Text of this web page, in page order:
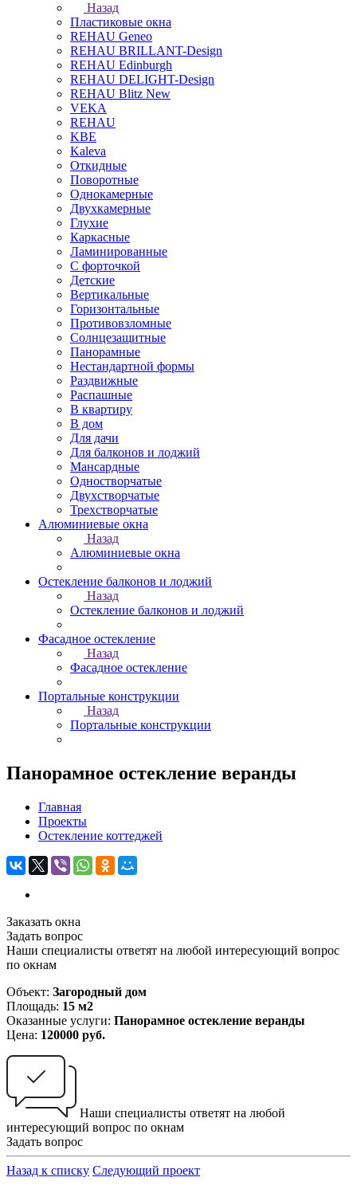
Назад
Пластиковые окна
REHAU Geneo
REHAU BRILLANT-Design
REHAU Edinburgh
REHAU DELIGHT-Design
REHAU Blitz New
VEKA
REHAU
KBE
Kaleva
Откидные
Поворотные
Однокамерные
Двухкамерные
Глухие
Каркасные
Ламинированные
С форточкой
Детские
Вертикальные
Горизонтальные
Противовзломные
Солнцезащитные
Панорамные
Нестандартной формы
Раздвижные
Распашные
В квартиру
В дом
Для дачи
Для балконов и лоджий
Мансардные
Одностворчатые
Двухстворчатые
Трехстворчатые
Алюминиевые окна
Назад
Алюминиевые окна
Остекление балконов и лоджий
Назад
Остекление балконов и лоджий
Фасадное остекление
Назад
Фасадное остекление
Портальные конструкции
Назад
Портальные конструкции
Панорамное остекление веранды
Главная
Проекты
Остекление коттеджей
Заказать окна
Задать вопрос
Наши специалисты ответят на любой интересующий вопрос
по окнам
Объект: Загородный дом
Площадь: 15 м2
Оказанные услуги: Панорамное остекление веранды
Цена: 120000 руб.
Наши специалисты ответят на любой
интересующий вопрос по окнам
Задать вопрос
Назад к списку Следующий проект